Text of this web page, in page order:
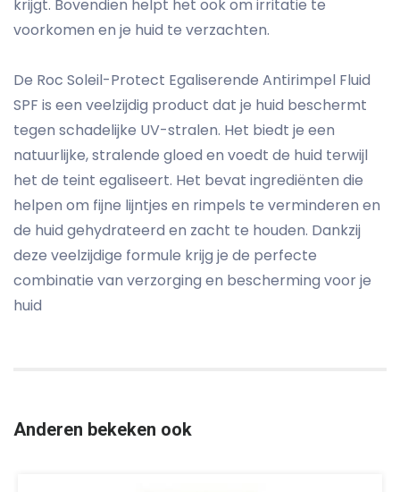
krijgt. Bovendien helpt het ook om irritatie te
voorkomen en je huid te verzachten.
De Roc Soleil-Protect Egaliserende Antirimpel Fluid
SPF is een veelzijdig product dat je huid beschermt
tegen schadelijke UV-stralen. Het biedt je een
natuurlijke, stralende gloed en voedt de huid terwijl
het de teint egaliseert. Het bevat ingrediënten die
helpen om fijne lijntjes en rimpels te verminderen en
de huid gehydrateerd en zacht te houden. Dankzij
deze veelzijdige formule krijg je de perfecte
combinatie van verzorging en bescherming voor je
huid
Anderen bekeken ook